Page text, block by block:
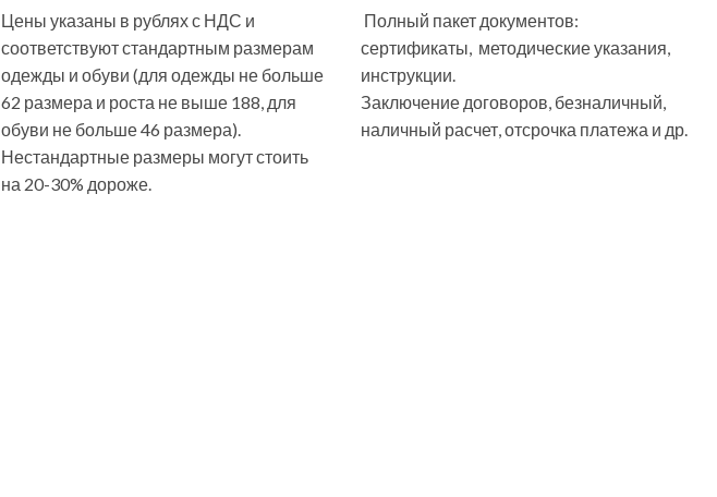
Цены указаны в рублях с НДС и
соответствуют стандартным размерам
одежды и обуви (для одежды не больше
62 размера и роста не выше 188, для
обуви не больше 46 размера).
Нестандартные размеры могут стоить
на 20-30% дороже.
Полный пакет документов:
сертификаты, методические указания,
инструкции.
Заключение договоров, безналичный,
наличный расчет, отсрочка платежа и др.